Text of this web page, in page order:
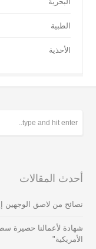
الطبية
الأحذية
أحدث المقالات
نصائح من لاصق الوجهين
شهادة لأعمالنا حصيرة
الأمريكية"